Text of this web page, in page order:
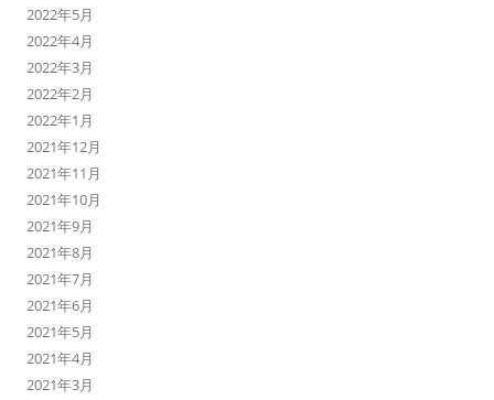
2022年5月
2022年4月
2022年3月
2022年2月
2022年1月
2021年12月
2021年11月
2021年10月
2021年9月
2021年8月
2021年7月
2021年6月
2021年5月
2021年4月
2021年3月